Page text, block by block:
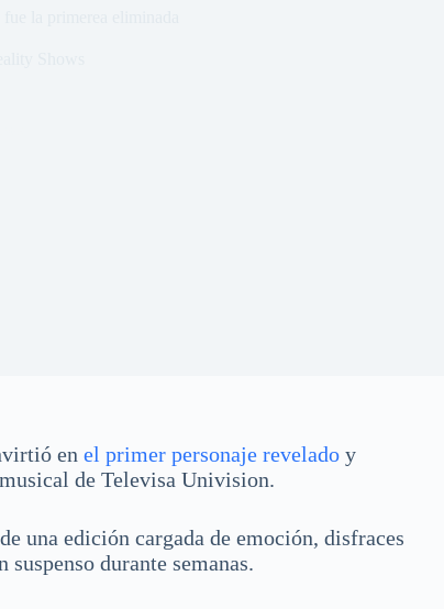
en el primer personaje revelado y
musical de Televisa Univision.
una edición cargada de emoción, disfraces
durante semanas.